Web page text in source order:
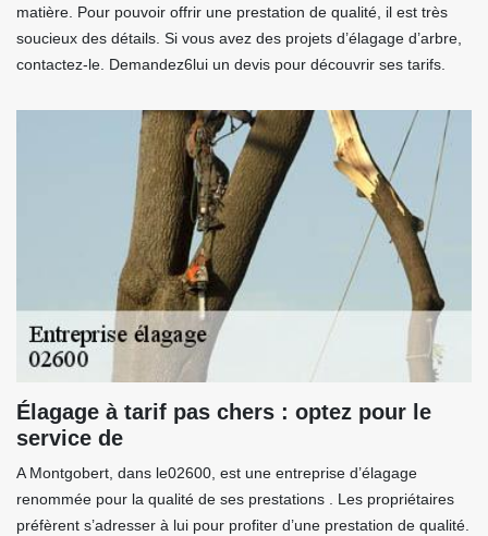
matière. Pour pouvoir offrir une prestation de qualité, il est très
soucieux des détails. Si vous avez des projets d’élagage d’arbre,
contactez-le. Demandez6lui un devis pour découvrir ses tarifs.
Élagage à tarif pas chers : optez pour le
service de
A Montgobert, dans le02600, est une entreprise d’élagage
renommée pour la qualité de ses prestations . Les propriétaires
préfèrent s’adresser à lui pour profiter d’une prestation de qualité.